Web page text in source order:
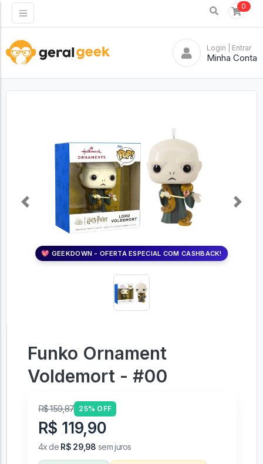
0
Login | Entrar
Minha Conta
💖 GEEKDOWN - OFERTA ESPECIAL COM CASHBACK!
Previous Next
Funko Ornament
Voldemort - #00
R$ 159,87 25% OFF
R$ 119,90
4x de R$ 29,98 sem juros